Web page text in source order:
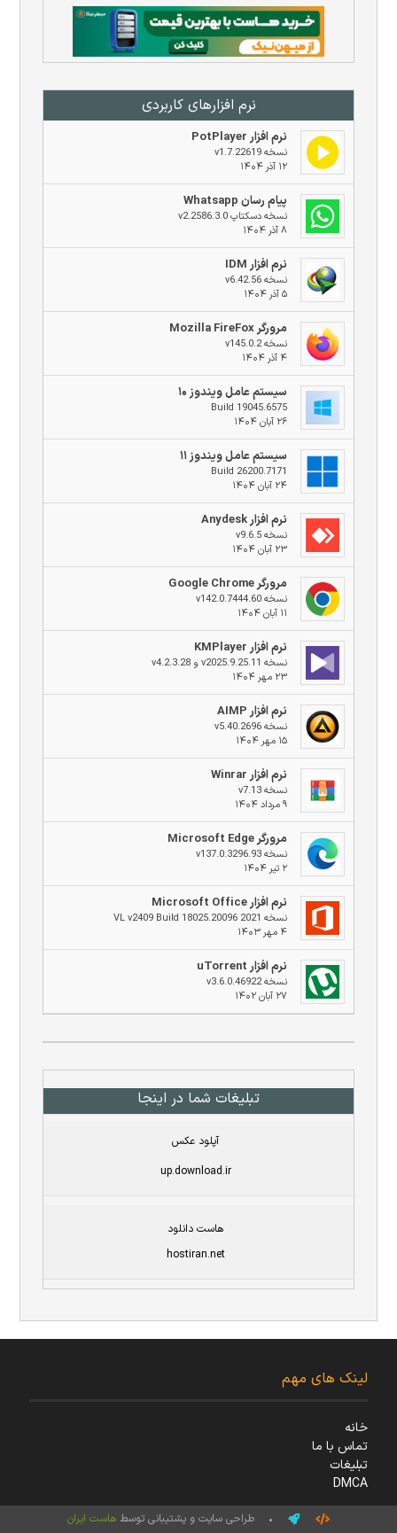
نرم افزار‌های کاربردی
نرم افزار PotPlayer
نسخه v1.7.22619
۱۲ آذر ۱۴۰۴
پیام رسان Whatsapp
نسخه دسکتاپ v2.2586.3.0
۸ آذر ۱۴۰۴
نرم افزار IDM
نسخه v6.42.56
۵ آذر ۱۴۰۴
مرورگر Mozilla FireFox
نسخه v145.0.2
۴ آذر ۱۴۰۴
سیستم عامل ویندوز ۱۰
Build 19045.6575
۲۶ آبان ۱۴۰۴
سیستم عامل ویندوز ۱۱
Build 26200.7171
۲۴ آبان ۱۴۰۴
نرم افزار Anydesk
نسخه v9.6.5
۲۳ آبان ۱۴۰۴
مرورگر Google Chrome
نسخه v142.0.7444.60
۱۱ آبان ۱۴۰۴
نرم افزار KMPlayer
نسخه v2025.9.25.11 و v4.2.3.28
۲۳ مهر ۱۴۰۴
نرم افزار AIMP
نسخه v5.40.2696
۱۵ مهر ۱۴۰۴
نرم افزار Winrar
نسخه v7.13
۹ مرداد ۱۴۰۴
مرورگر Microsoft Edge
نسخه v137.0.3296.93
۲ تیر ۱۴۰۴
نرم افزار Microsoft Office
نسخه 2021 VL v2409 Build 18025.20096
۴ مهر ۱۴۰۳
نرم افزار uTorrent
نسخه v3.6.0.46922
۲۷ آبان ۱۴۰۲
تبلیغات شما در اینجا
آپلود عکس
up.download.ir
هاست دانلود
hostiran.net
لینک های مهم
خانه
تماس با ما
تبلیغات
DMCA
• طراحی سایت و پشتیبانی توسط هاست ایران